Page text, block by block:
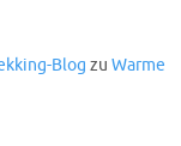
Blog zu Warme